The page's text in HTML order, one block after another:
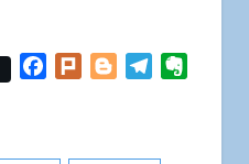
Facebook
Plurk BloggerTelegram